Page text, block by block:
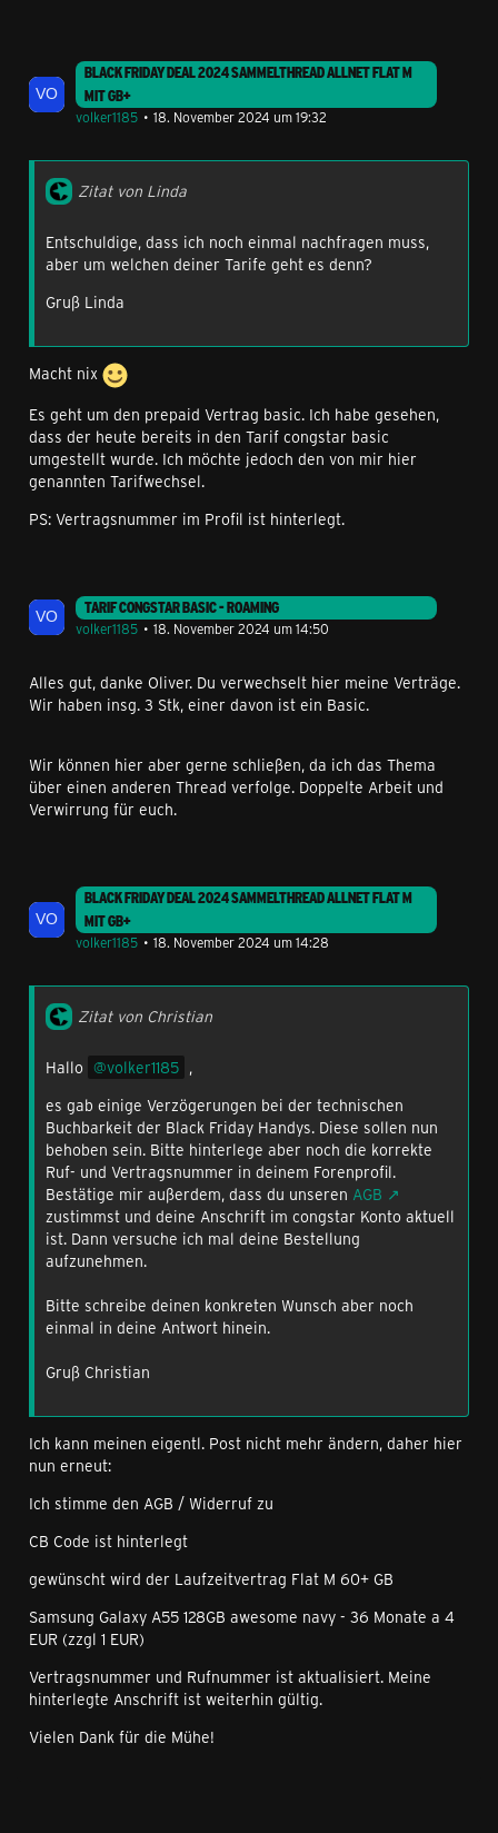
BLACK FRIDAY DEAL 2024 SAMMELTHREAD ALLNET FLAT M
MIT GB+
volker1185
18. November 2024 um 19:32
Zitat von Linda
Entschuldige, dass ich noch einmal nachfragen muss,
aber um welchen deiner Tarife geht es denn?
Gruß Linda
Macht nix
Es geht um den prepaid Vertrag basic. Ich habe gesehen,
dass der heute bereits in den Tarif congstar basic
umgestellt wurde. Ich möchte jedoch den von mir hier
genannten Tarifwechsel.
PS: Vertragsnummer im Profil ist hinterlegt.
TARIF CONGSTAR BASIC - ROAMING
volker1185
18. November 2024 um 14:50
Alles gut, danke Oliver. Du verwechselt hier meine Verträge.
Wir haben insg. 3 Stk, einer davon ist ein Basic.
Wir können hier aber gerne schließen, da ich das Thema
über einen anderen Thread verfolge. Doppelte Arbeit und
Verwirrung für euch.
BLACK FRIDAY DEAL 2024 SAMMELTHREAD ALLNET FLAT M
MIT GB+
volker1185
18. November 2024 um 14:28
Zitat von Christian
Hallo volker1185 ,
es gab einige Verzögerungen bei der technischen
Buchbarkeit der Black Friday Handys. Diese sollen nun
behoben sein. Bitte hinterlege aber noch die korrekte
Ruf- und Vertragsnummer in deinem Forenprofil.
Bestätige mir außerdem, dass du unseren AGB
zustimmst und deine Anschrift im congstar Konto aktuell
ist. Dann versuche ich mal deine Bestellung
aufzunehmen.
Bitte schreibe deinen konkreten Wunsch aber noch
einmal in deine Antwort hinein.
Gruß Christian
Ich kann meinen eigentl. Post nicht mehr ändern, daher hier
nun erneut:
Ich stimme den AGB / Widerruf zu
CB Code ist hinterlegt
gewünscht wird der Laufzeitvertrag Flat M 60+ GB
Samsung Galaxy A55 128GB awesome navy - 36 Monate a 4
EUR (zzgl 1 EUR)
Vertragsnummer und Rufnummer ist aktualisiert. Meine
hinterlegte Anschrift ist weiterhin gültig.
Vielen Dank für die Mühe!